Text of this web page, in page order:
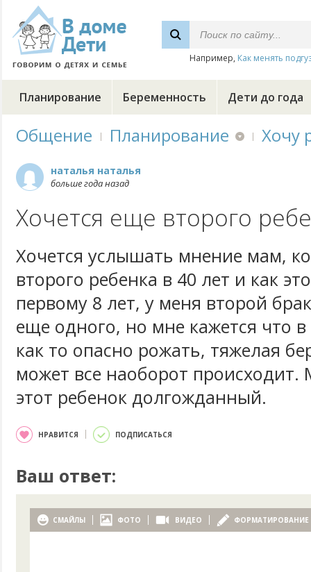
Например, Как менять
Планирование Беременность Дети до года
Общение Планирование Хочу
наталья наталья
больше года назад
Хочется еще второго
Хочется услышать мнение мам,
второго ребенка в 40 лет и как
первому 8 лет, у меня второй
еще одного, но мне кажется что в
как то опасно рожать, тяжелая
может все наоборот
этот ребенок долгожданный.
НРАВИТСЯ ПОДПИСАТЬСЯ
Ваш ответ:
СМАЙЛЫ ФОТО ВИДЕО ФОРМАТИРОВАНИЕ